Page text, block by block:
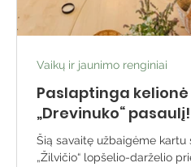
Paslaptinga kelionė
„Drevinuko“ pasaulį!
Šią savaitę užbaigėme kartu
„Žilvičio“ lopšelio-darželio
Vaikų ir jaunimo renginiai